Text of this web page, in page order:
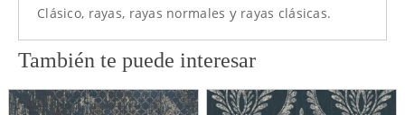
Clásico, rayas, rayas normales y rayas clásicas.
También te puede interesar